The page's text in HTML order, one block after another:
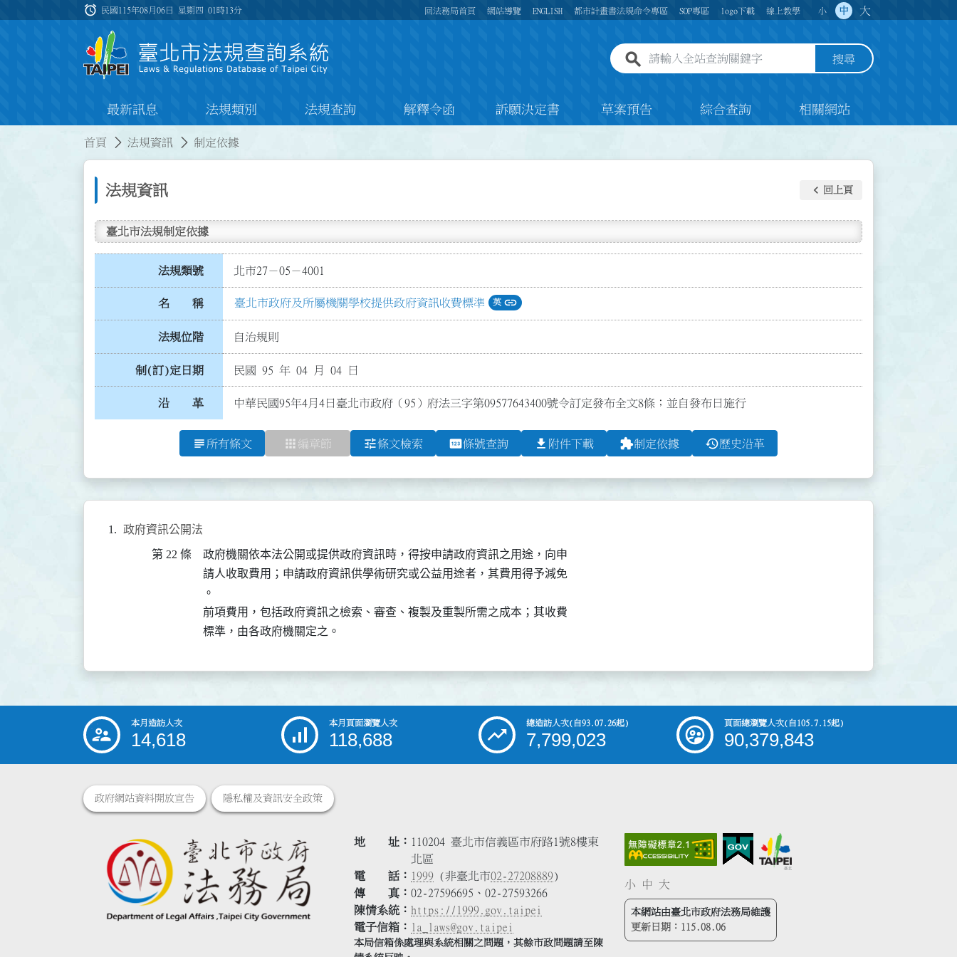
:::
alarm 民國115年08月06日 星期四01時13分 回法務局首頁 網站導覽 ENGLISH 都市計畫書法規命令專區 SOP專區 logo下載 線上教學 小 中 大
全站查詢關鍵字欄位 搜尋
最新訊息 法規類別 法規查詢 解釋令函 訴願決定書 草案預告 綜合查詢 相關網站
首頁 法規資訊 制定依據
法規資訊 keyboard_arrow_left 回上頁
臺北市法規制定依據
法規類號 北市27－05－4001
名 稱 臺北市政府及所屬機關學校提供政府資訊收費標準 英 link
法規位階 自治規則
制(訂)定日期 民國 95 年 04 月 04 日
沿 革 中華民國95年4月4日臺北市政府（95）府法三字第09577643400號令訂定發布全文8條；並自發布日施行
subject 所有條文 apps 編章節 tune條文檢索 pin條號查詢 file_download 附件下載 extension制定依據 history歷史沿革
政府資訊公開法
第 22 條
政府機關依本法公開或提供政府資訊時，得按申請政府資訊之用途，向申
請人收取費用；申請政府資訊供學術研究或公益用途者，其費用得予減免
。
前項費用，包括政府資訊之檢索、審查、複製及重製所需之成本；其收費
標準，由各政府機關定之。
::: 本月造訪人次
14,618
本月頁面瀏覽人次
118,688
總造訪人次(自93.07.26起)
7,799,023
頁面總瀏覽人次(自105.7.15起)
90,379,843
政府網站資料開放宣告 隱私權及資訊安全政策
地 址
110204 臺北市信義區市府路1號8樓東
北區
電 話
1999 (非臺北市02-27208889)
傳 真
02-27596695、02-27593266
陳情系統
https://1999.gov.taipei
電子信箱
la_laws@gov.taipei
本局信箱係處理與系統相關之問題，其餘市政問題請至陳
小 中 大
本網站由臺北市政府法務局維護
更新日期： 115.08.06